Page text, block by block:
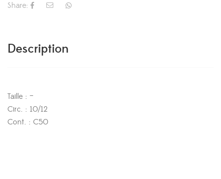
Share:
Description
Taille : –
Circ. : 10/12
Cont. : C50